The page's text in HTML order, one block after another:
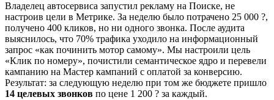
Владелец автосервиса запустил рекламу на Поиске, не
настроив цели в Метрике. За неделю было потрачено 25 000 ?,
получено 400 кликов, но ни одного звонка. После аудита
выяснилось, что 70% трафика уходило на информационный
запрос «как починить мотор самому». Мы настроили цель
«Клик по номеру», почистили семантическое ядро и перевели
кампанию на Мастер кампаний с оплатой за конверсию.
Результат: за следующую неделю при том же бюджете пришло
14 целевых звонков по цене 1 200 ? за каждый.